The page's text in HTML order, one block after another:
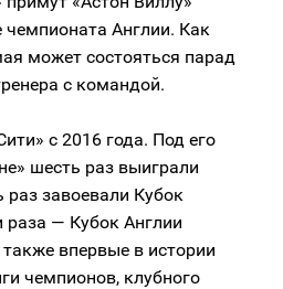
Англии. Как
может состояться парад
с командой.
с 2016 года. Под его
шесть раз выиграли
раз завоевали Кубок
раза — Кубок Англии
впервые в истории
чемпионов, клубного